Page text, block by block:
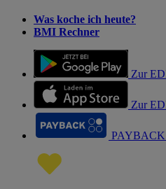
Was koche ich heute?
BMI Rechner
Zur
Zur
PAYBACK